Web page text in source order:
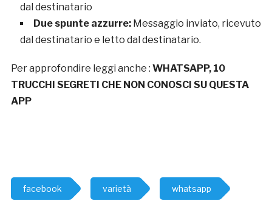
dal destinatario
Due spunte azzurre: Messaggio inviato, ricevuto
dal destinatario e letto dal destinatario.
Per approfondire leggi anche : WHATSAPP, 10
TRUCCHI SEGRETI CHE NON CONOSCI SU QUESTA
APP
facebook varietà whatsapp